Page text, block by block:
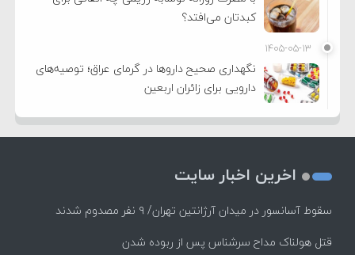
کبدتان می‌افتد؟
۱۴۰۵-۰۵-۱۳
نگهداری صحیح داروها در گرمای عراق؛ توصیه‌های
دارویی برای زائران اربعین
اخرین اخبار سایت
سقوط آسانسور در میدان آرژانتین تهران/ ۹ نفر مصدوم شدند
قتل هولناک مداح سرشناس پس از ربوده شدن